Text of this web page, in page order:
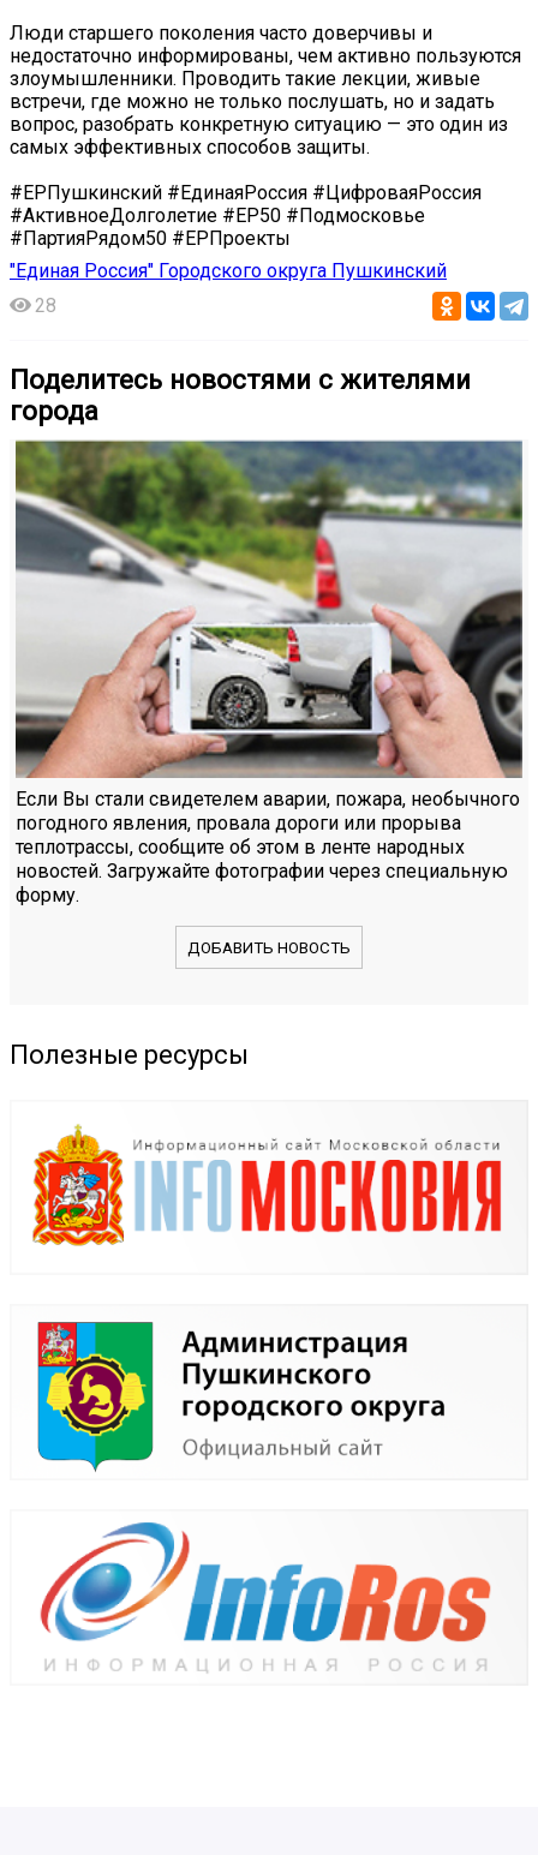
Люди старшего поколения часто доверчивы и
недостаточно информированы, чем активно пользуются
злоумышленники. Проводить такие лекции, живые
встречи, где можно не только послушать, но и задать
вопрос, разобрать конкретную ситуацию — это один из
самых эффективных способов защиты.
#ЕРПушкинский #ЕдинаяРоссия #ЦифроваяРоссия
#АктивноеДолголетие #ЕР50 #Подмосковье
#ПартияРядом50 #ЕРПроекты
"Единая Россия" Городского округа Пушкинский
28
Поделитесь новостями с жителями
города
Если Вы стали свидетелем аварии, пожара, необычного
погодного явления, провала дороги или прорыва
теплотрассы, сообщите об этом в ленте народных
новостей. Загружайте фотографии через специальную
форму.
ДОБАВИТЬ НОВОСТЬ
Полезные ресурсы